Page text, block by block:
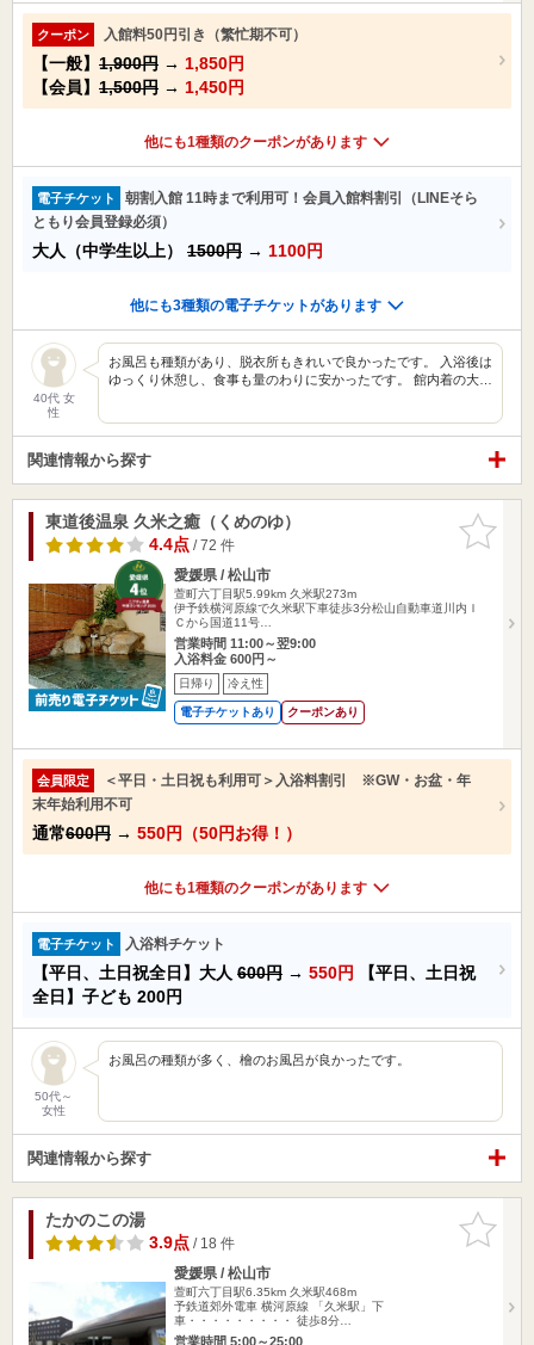
クーポン 入館料50円引き（繁忙期不可）
【一般】 1,900円 → 1,850円
【会員】 1,500円 → 1,450円
他にも1種類のクーポンがあります
電子チケット
朝割入館 11時まで利用可！会員入館料割引（LINEそら
ともり会員登録必須）
大人（中学生以上） 1500円 → 1100円
他にも3種類の電子チケットがあります
40代 女
性
お風呂も種類があり、脱衣所もきれいで良かったです。 入浴後は
ゆっくり休憩し、食事も量のわりに安かったです。 館内着の大…
関連情報から探す
お気に入
りに追加
東道後温泉 久米之癒（くめのゆ）
4.4点/ 72 件
愛媛県 / 松山市
萱町六丁目駅5.99km 久米駅273m
伊予鉄横河原線で久米駅下車徒歩3分松山自動車道川内Ｉ
Ｃから国道11号…
営業時間 11:00～翌9:00
入浴料金 600円～
日帰り 冷え性
電子チケットあり クーポンあり
会員限定
＜平日・土日祝も利用可＞入浴料割引 ※GW・お盆・年
末年始利用不可
通常600円 → 550円（50円お得！）
他にも1種類のクーポンがあります
電子チケット 入浴料チケット
【平日、土日祝全日】大人 600円 → 550円
【平日、土日祝
全日】子ども 200円
50代～
女性
お風呂の種類が多く、檜のお風呂が良かったです。
関連情報から探す
お気に入
りに追加
たかのこの湯
3.9点/ 18 件
愛媛県 / 松山市
萱町六丁目駅6.35km 久米駅468m
予鉄道郊外電車 横河原線 「久米駅」下
車・・・・・・・・・ 徒歩8分…
営業時間 5:00～25:00